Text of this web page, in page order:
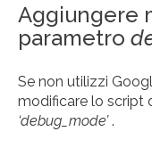
Aggiungere
parametro
Se non utilizzi
modificare lo script
‘debug_mode’.